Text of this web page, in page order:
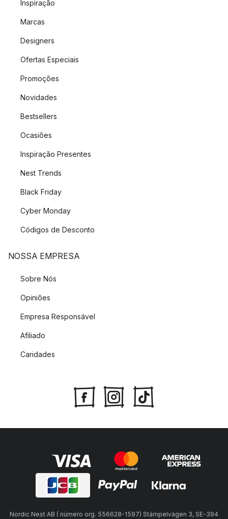
Inspiração
Marcas
Designers
Ofertas Especiais
Promoções
Novidades
Bestsellers
Ocasiões
Inspiração Presentes
Nest Trends
Black Friday
Cyber Monday
Códigos de Desconto
NOSSA EMPRESA
Sobre Nós
Opiniões
Empresa Responsável
Afiliado
Caridades
Nordic Nest AB ( número org. 556628-1597) Stämpelvägen 3, SE-394